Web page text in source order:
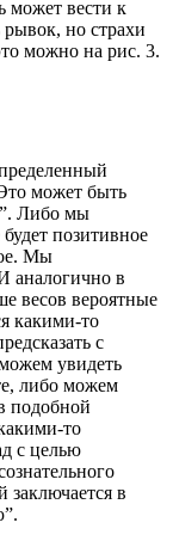
может вести к
рывок, но страхи
можно на рис. 3.
может быть
Либо мы
позитивное
Мы
аналогично в
весов вероятные
какими-то
с
увидеть
либо можем
подобной
то
с целью
заключается в